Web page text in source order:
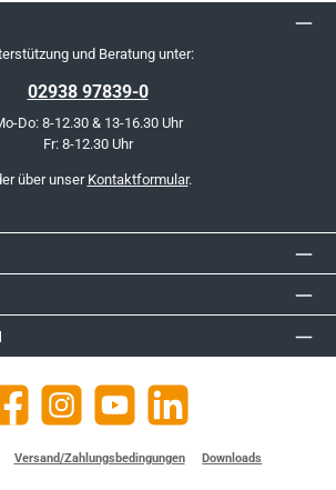
und Beratung unter:
02938 97839-0
Do: 8-12.30 & 13-16.30 Uhr
Fr: 8-12.30 Uhr
über unser Kontaktformular.
Instagram YouTube https://de.linkedin.com/company/
Versand/Zahlungsbedingungen Downloads